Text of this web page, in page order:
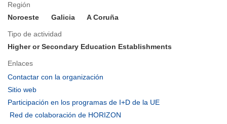
Región
Noroeste
Galicia A Coruña
Tipo de actividad
Higher or Secondary Education Establishments
Enlaces
Contactar con la organización
en
nueva
Sitio web
abrirá
en
Participación en los programas de I+D de la UE
Red de colaboración de HORIZON